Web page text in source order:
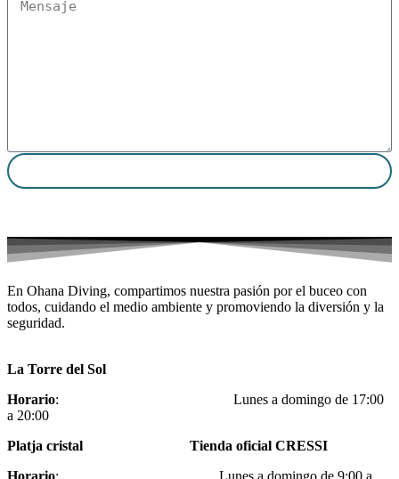
En Ohana Diving, compartimos nuestra pasión por el buceo con
todos, cuidando el medio ambiente y promoviendo la diversión y la
seguridad.
La Torre del Sol
Horario: Lunes a domingo de 17:00
a 20:00
Platja cristal Tienda oficial CRESSI
Horario: Lunes a domingo de 9:00 a